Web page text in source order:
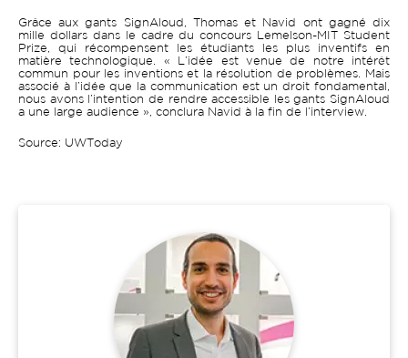
Grâce aux gants SignAloud, Thomas et Navid ont gagné dix
mille dollars dans le cadre du concours Lemelson-MIT Student
Prize, qui récompensent les étudiants les plus inventifs en
matière technologique. « L’idée est venue de notre intérêt
commun pour les inventions et la résolution de problèmes. Mais
associé à l’idée que la communication est un droit fondamental,
nous avons l’intention de rendre accessible les gants SignAloud
a une large audience », conclura Navid à la fin de l’interview.
Source: UWToday